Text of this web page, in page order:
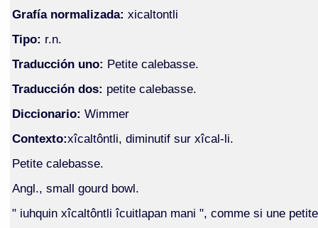
Grafía normalizada: xicaltontli
Tipo: r.n.
Traducción uno: Petite calebasse.
Traducción dos: petite calebasse.
Diccionario: Wimmer
Contexto:xîcaltôntli, diminutif sur xîcal-li.
Petite calebasse.
Angl., small gourd bowl.
" iuhquin xîcaltôntli îcuitlapan mani ", comme si une petite